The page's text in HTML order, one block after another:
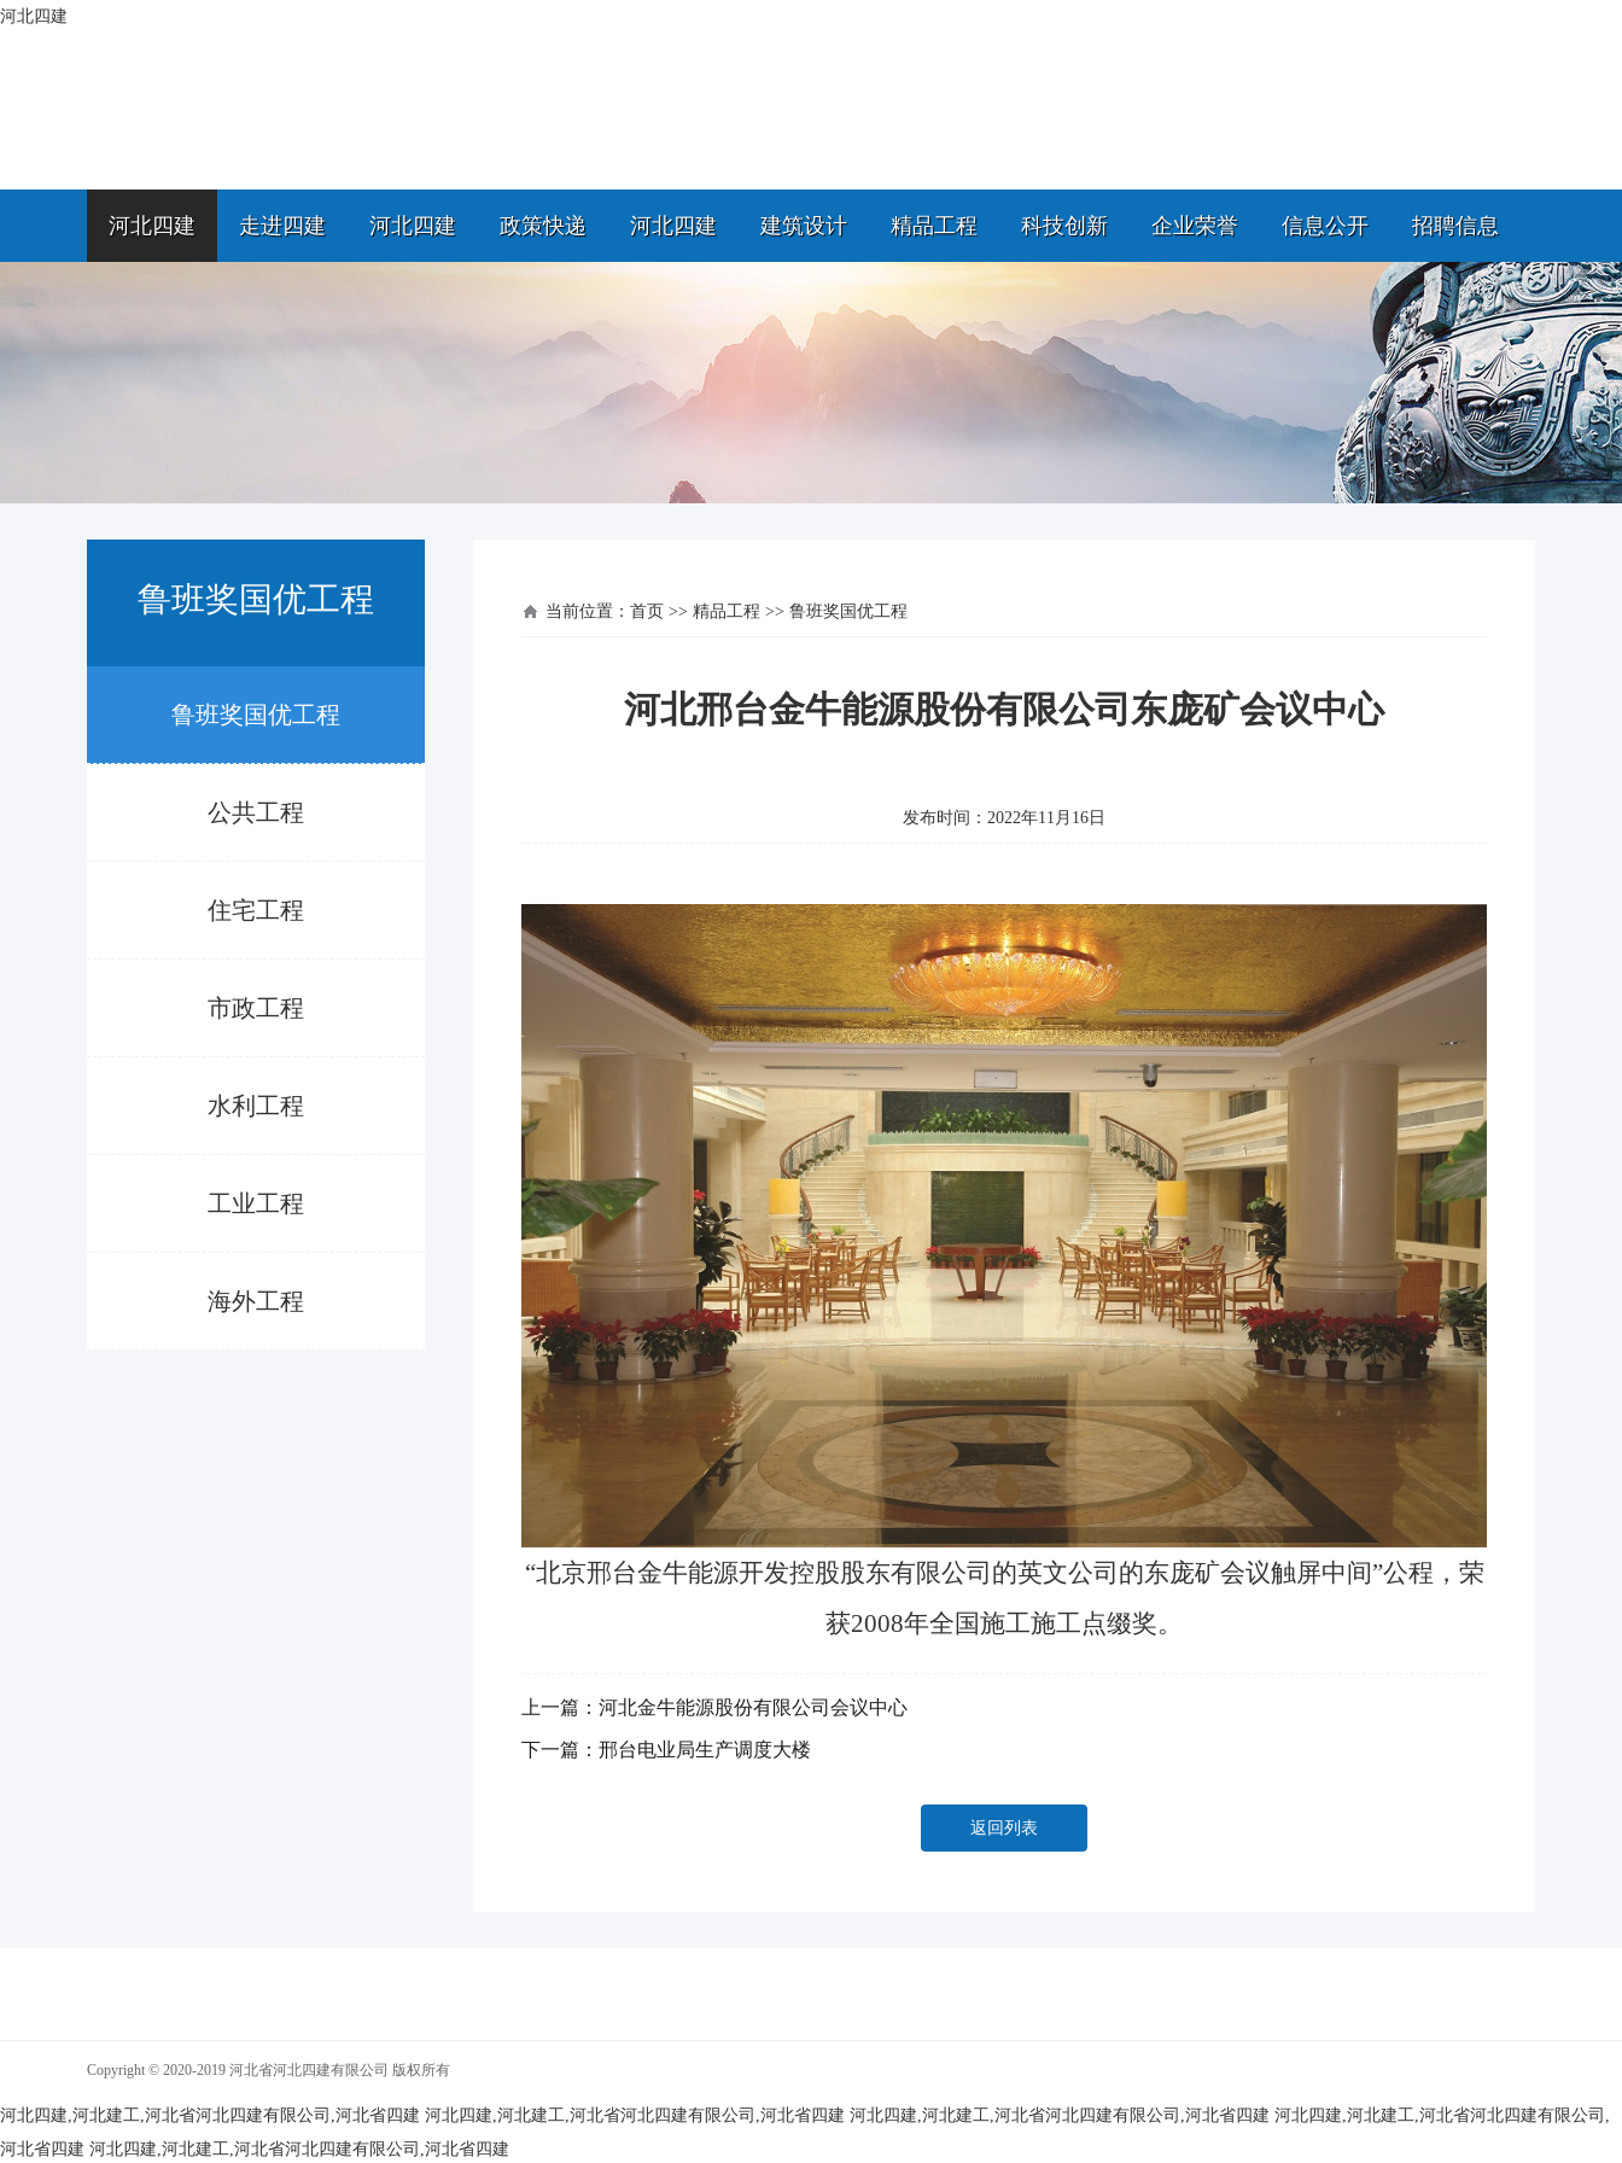
河北四建
河北四建 走进四建 河北四建 政策快递 河北四建 建筑设计 精品工程 科技创新 企业荣誉 信息公开 招聘信息
鲁班奖国优工程
鲁班奖国优工程
公共工程
住宅工程
市政工程
水利工程
工业工程
海外工程
当前位置： 首页 >> 精品工程 >> 鲁班奖国优工程
河北邢台金牛能源股份有限公司东庞矿会议中心
发布时间：2022年11月16日
“北京邢台金牛能源开发控股股东有限公司的英文公司的东庞矿会议触屏中间”公程， 荣
获2008年全国施工施工点缀奖。
上一篇： 河北金牛能源股份有限公司会议中心
下一篇： 邢台电业局生产调度大楼
返回列表
Copyright © 2020-2019 河北省河北四建有限公司 版权所有
河北四建,河北建工,河北省河北四建有限公司,河北省四建 河北四建,河北建工,河北省河北四建有限公司,河北省四建 河北四建,河北建工,河北省河北四建有限公司,河北省四建 河北四建,河北建工,河北省河北四建有限公司,
河北省四建 河北四建,河北建工,河北省河北四建有限公司,河北省四建